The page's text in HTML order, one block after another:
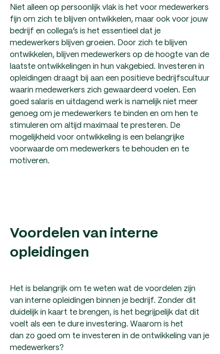
Niet alleen op persoonlijk vlak is het voor medewerkers
fijn om zich te blijven ontwikkelen, maar ook voor jouw
bedrijf en collega’s is het essentieel dat je
medewerkers blijven groeien. Door zich te blijven
ontwikkelen, blijven medewerkers op de hoogte van de
laatste ontwikkelingen in hun vakgebied. Investeren in
opleidingen draagt bij aan een positieve bedrijfscultuur
waarin medewerkers zich gewaardeerd voelen. Een
goed salaris en uitdagend werk is namelijk niet meer
genoeg om je medewerkers te binden en om hen te
stimuleren om altijd maximaal te presteren. De
mogelijkheid voor ontwikkeling is een belangrijke
voorwaarde om medewerkers te behouden en te
motiveren.
Voordelen van interne
opleidingen
Het is belangrijk om te weten wat de voordelen zijn
van interne opleidingen binnen je bedrijf. Zonder dit
duidelijk in kaart te brengen, is het begrijpelijk dat dit
voelt als een te dure investering. Waarom is het
dan zo goed om te investeren in de ontwikkeling van je
medewerkers?